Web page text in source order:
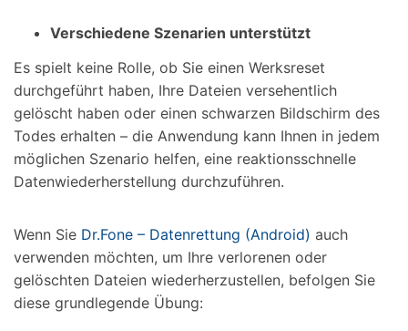
Verschiedene Szenarien unterstützt
Es spielt keine Rolle, ob Sie einen Werksreset
durchgeführt haben, Ihre Dateien versehentlich
gelöscht haben oder einen schwarzen Bildschirm des
Todes erhalten – die Anwendung kann Ihnen in jedem
möglichen Szenario helfen, eine reaktionsschnelle
Datenwiederherstellung durchzuführen.
Wenn Sie Dr.Fone – Datenrettung (Android) auch
verwenden möchten, um Ihre verlorenen oder
gelöschten Dateien wiederherzustellen, befolgen Sie
diese grundlegende Übung: